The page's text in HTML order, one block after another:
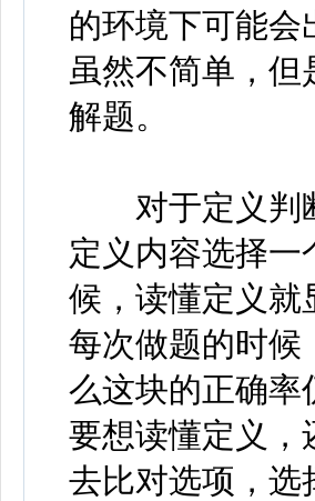
的环境下可能
虽然不简单，
解题。
对于定义判断
定义内容选择
候，读懂定义就
每次做题的时候
么这块的正确率
要想读懂定义，
去比对选项，选